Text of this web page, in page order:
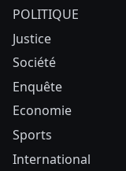
POLITIQUE
Justice
Société
Enquête
Economie
Sports
International